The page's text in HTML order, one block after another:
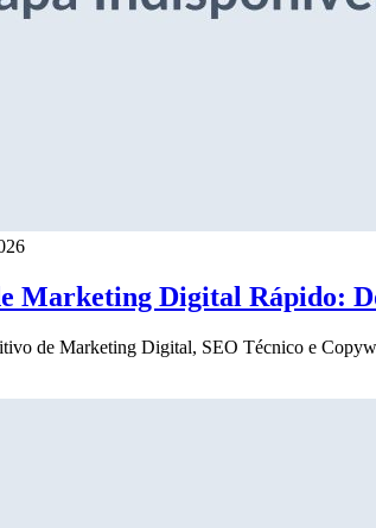
Marketing Digital Rápido:
de Marketing Digital, SEO Técnico e